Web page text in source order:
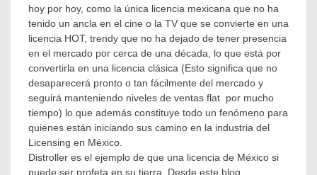
hoy por hoy, como la única licencia mexicana que no ha
tenido un ancla en el cine o la TV que se convierte en una
licencia HOT, trendy que no ha dejado de tener presencia
en el mercado por cerca de una década, lo que está por
convertirla en una licencia clásica (Esto significa que no
desaparecerá pronto o tan fácilmente del mercado y
seguirá manteniendo niveles de ventas flat por mucho
tiempo) lo que además constituye todo un fenómeno para
quienes están iniciando sus camino en la industria del
Licensing en México.
Distroller es el ejemplo de que una licencia de México si
puede ser profeta en su tierra. Desde este blog,